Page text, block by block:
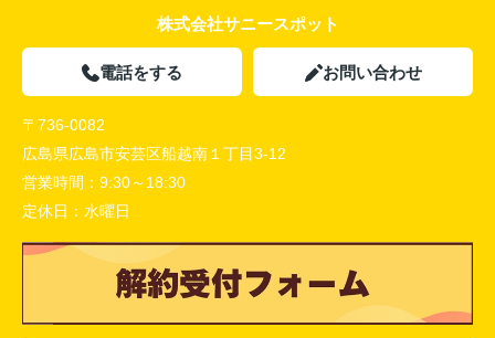
株式会社サニースポット
電話をする お問い合わせ
〒736-0082
広島県広島市安芸区船越南１丁目3-12
営業時間： 9:30～18:30
定休日： 水曜日